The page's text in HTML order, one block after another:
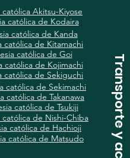
Transporte y acceso
católica Akitsu-Kiyose
católica de Kodaira
católica de Kitamachi
católica de Goi
católica de Kanda
católica de Kojimachi
católica de Sekiguchi
católica de Takanawa
católica de Tsukiji
católica de Sekimachi
católica de Nishi-Chiba
católica de Hachioji
católica de Matsudo